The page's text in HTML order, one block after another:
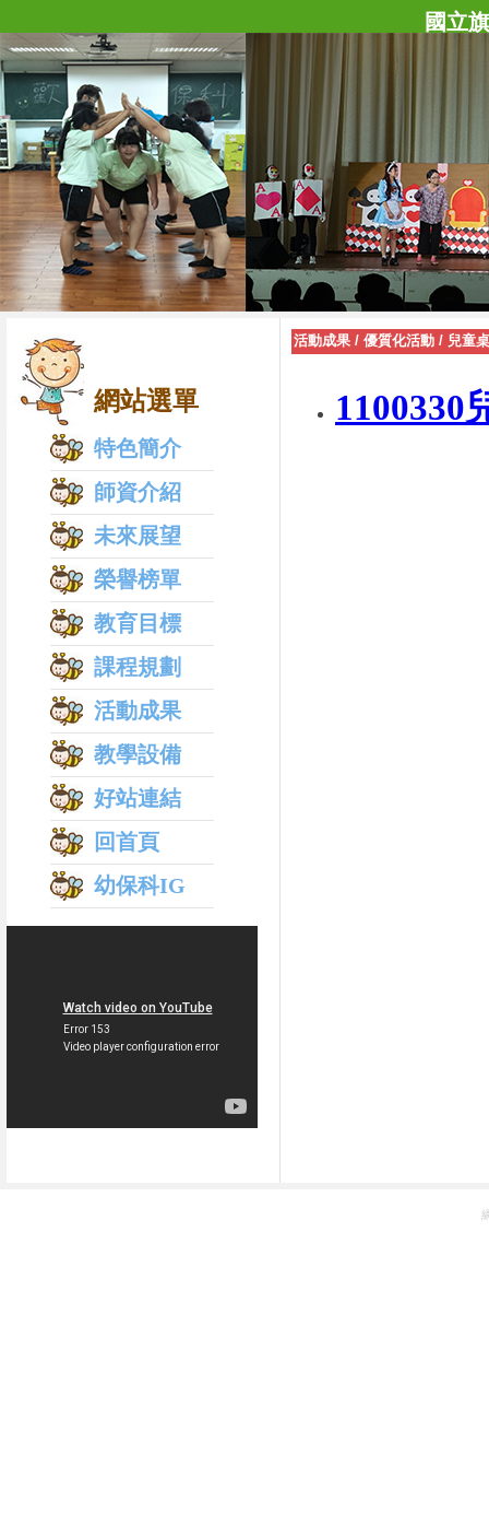
國立
網站選單
特色簡介
師資介紹
未來展望
榮譽榜單
教育目標
課程規劃
活動成果
教學設備
好站連結
回首頁
幼保科IG
活動成果 / 優質化活動 / 兒童
1100330